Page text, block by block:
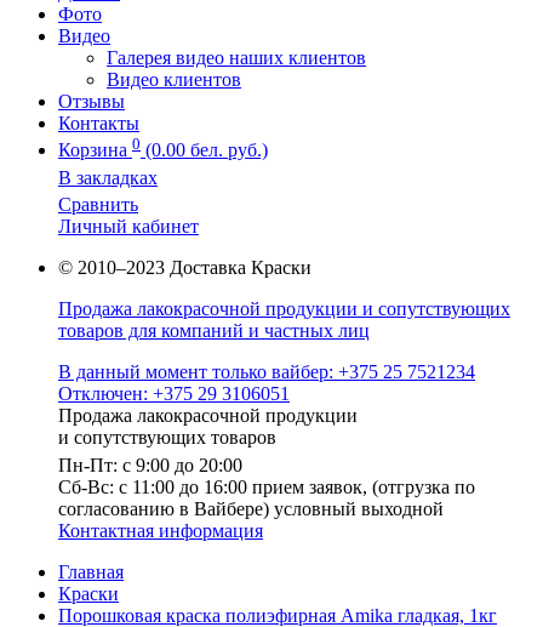
Фото
Видео
Галерея видео наших клиентов
Видео клиентов
Отзывы
Контакты
Корзина 0 (0.00 бел. руб.)
В закладках
Сравнить
Личный кабинет
© 2010–2023 Доставка Краски
Продажа лакокрасочной продукции и сопутствующих
товаров для компаний и частных лиц
В данный момент только вайбер: +375 25 7521234
Отключен: +375 29 3106051
Продажа лакокрасочной продукции
и сопутствующих товаров
Пн-Пт: с 9:00 до 20:00
Cб-Вс: с 11:00 до 16:00 прием заявок, (отгрузка по
согласованию в Вайбере) условный выходной
Контактная информация
Главная
Краски
Порошковая краска полиэфирная Amika гладкая, 1кг